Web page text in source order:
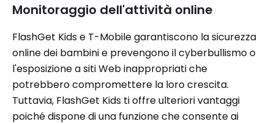
Monitoraggio dell'attività online
FlashGet Kids e T-Mobile garantiscono la sicurezza
online dei bambini e prevengono il cyberbullismo o
l'esposizione a siti Web inappropriati che
potrebbero compromettere la loro crescita.
Tuttavia, FlashGet Kids ti offre ulteriori vantaggi
poiché dispone di una funzione che consente ai